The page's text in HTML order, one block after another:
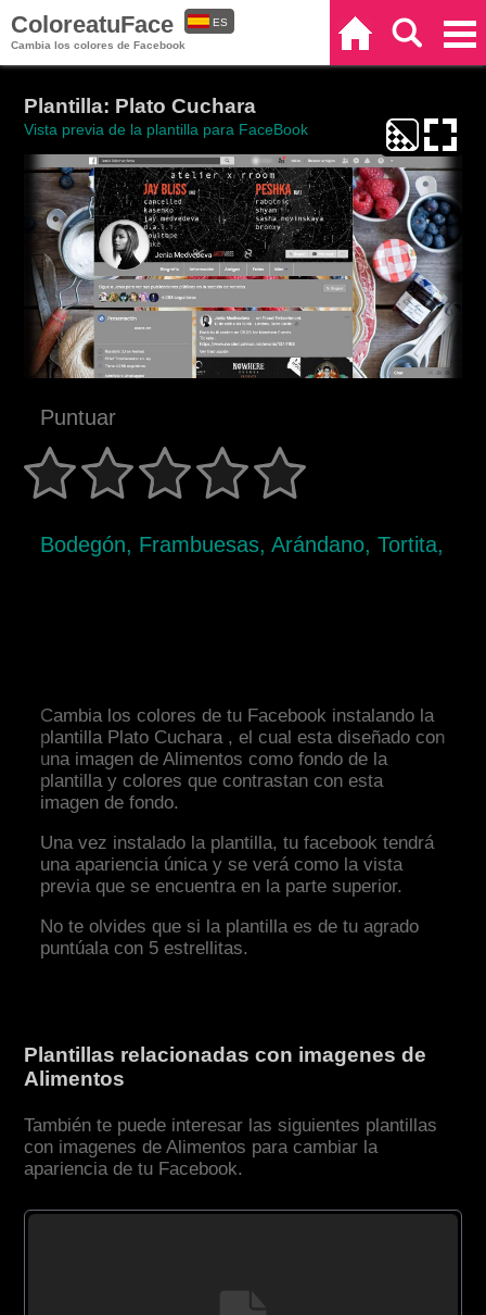
ColoreatuFace
Cambia los colores de Facebook
ES
Plantilla: Plato Cuchara
Vista previa de la plantilla para FaceBook
Puntuar
Bodegón, Frambuesas, Arándano, Tortita,
Cambia los colores de tu Facebook instalando la
plantilla Plato Cuchara , el cual esta diseñado con
una imagen de Alimentos como fondo de la
plantilla y colores que contrastan con esta
imagen de fondo.
Una vez instalado la plantilla, tu facebook tendrá
una apariencia única y se verá como la vista
previa que se encuentra en la parte superior.
No te olvides que si la plantilla es de tu agrado
puntúala con 5 estrellitas.
Plantillas relacionadas con imagenes de
Alimentos
También te puede interesar las siguientes plantillas
con imagenes de Alimentos para cambiar la
apariencia de tu Facebook.